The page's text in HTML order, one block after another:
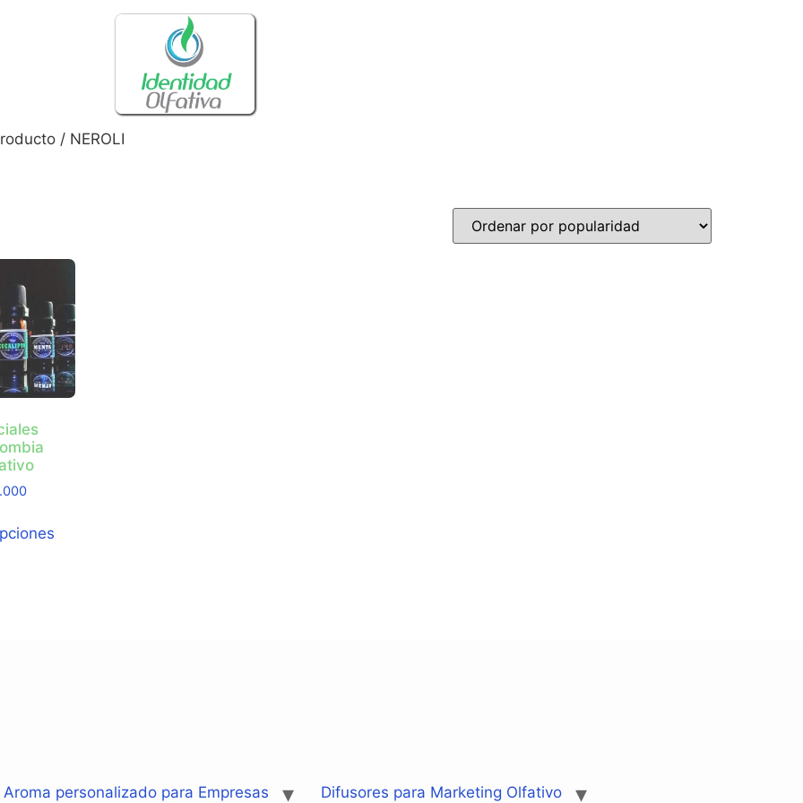
/ NEROLI
personalizado para Empresas Difusores para Marketing Olfativo